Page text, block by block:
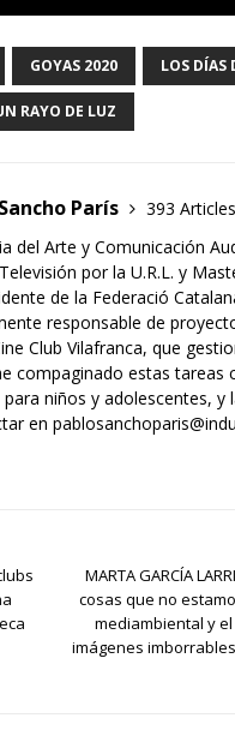
GOYAS 2020 LOS DÍAS
RAYO DE LUZ
París
393 Articles
del Arte y Comunicación
por la U.R.L. y
de la Federació
responsable de
Club Vilafranca, que
compaginado estas tareas
niños y adolescentes, y
en
MARTA GARCÍA
cosas que no
mediambiental y
imágenes